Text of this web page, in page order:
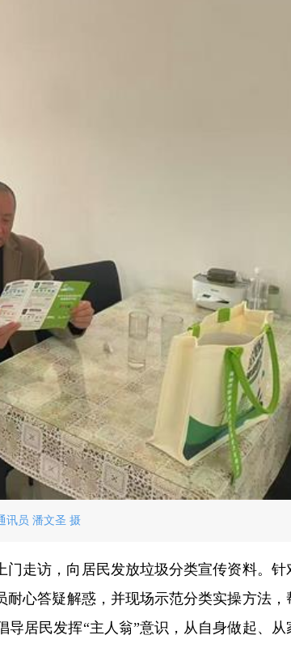
讯员 潘文圣 摄
走访，向居民发放垃圾分类宣传资料。针
心答疑解惑，并现场示范分类实操方法，
居民发挥“主人翁”意识，从自身做起、从